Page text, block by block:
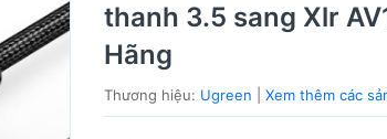
thanh 3.5 sang Xlr
Hãng
Thương hiệu: Ugreen |Xem thêm các